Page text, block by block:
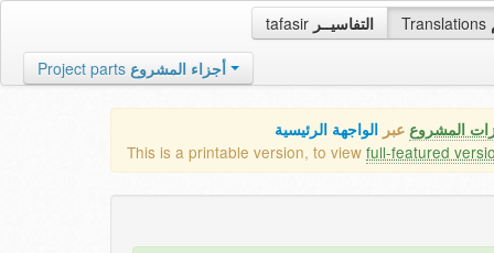
tafasir التفاسيــر Translations
Project parts أجزاء المشروع
المشروع عبر الواجهة الرئيسية
This is a printable version, to view full-featured